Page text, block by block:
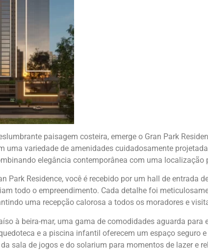
paisagem costeira, emerge o Gran Park
uma variedade de amenidades cuidadosamente
elegância contemporânea com uma localização
Park Residence, você é recebido por um hall de entrada
todo o empreendimento. Cada detalhe foi
uma recepção calorosa a todos os moradores e
à beira-mar, uma gama de comodidades aguarda
e a piscina infantil oferecem um espaço seguro
sala de jogos e do solarium para momentos de lazer e